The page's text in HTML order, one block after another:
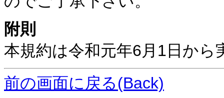
附則
本規約は令和元年6月1日から
前の画面に戻る(Back)